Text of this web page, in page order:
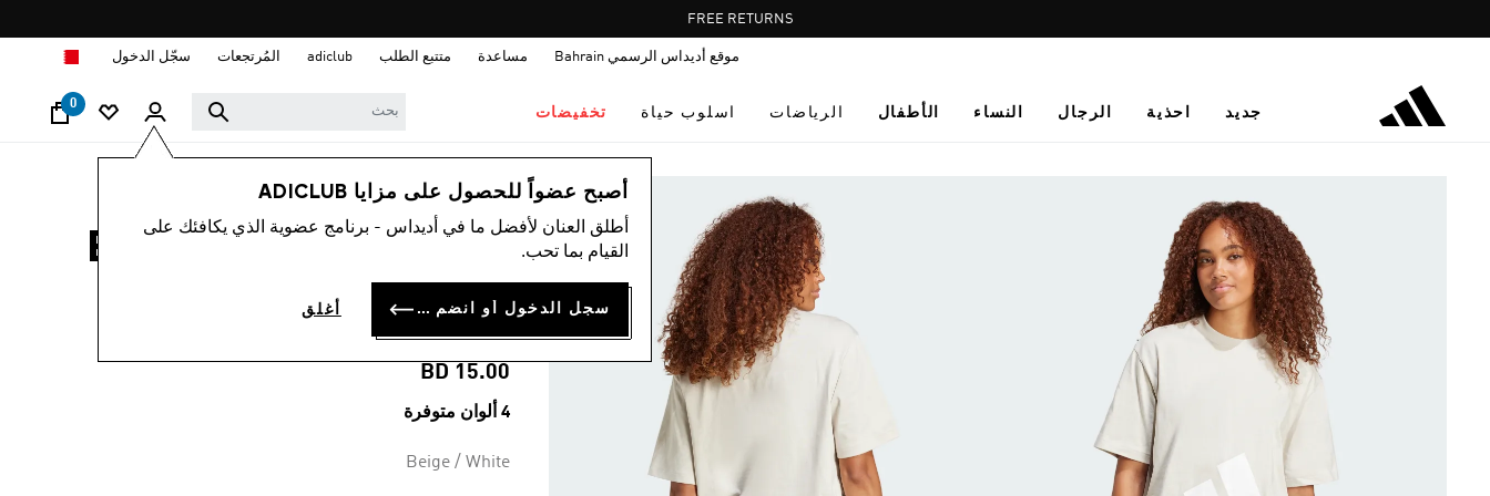
Pause
promotion
FREE RETURNS
موقع أديداس الرسمي Bahrain مساعدة متتبع الطلب adiclub المُرتجعات سجّل الدخول
جديد احذية الرجال النساء الأطفال الرياضات اسلوب حياة تخفيضات
0
أصبح عضواً للحصول على مزايا ADICLUB
أطلق العنان لأفضل ما في أديداس - برنامج عضوية الذي يكافئك على
القيام بما تحب.
سجل الدخول أو انضم الآن أغلق
النساء ملابس
تيشيرت ESSENTIALS
BIG LOGO
BOYFRIEND
BD 15.00
4 ألوان متوفرة
Beige / White